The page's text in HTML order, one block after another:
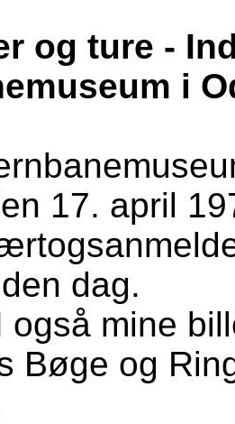
og ture -
i
17. april
dag.
også mine
Bøge og